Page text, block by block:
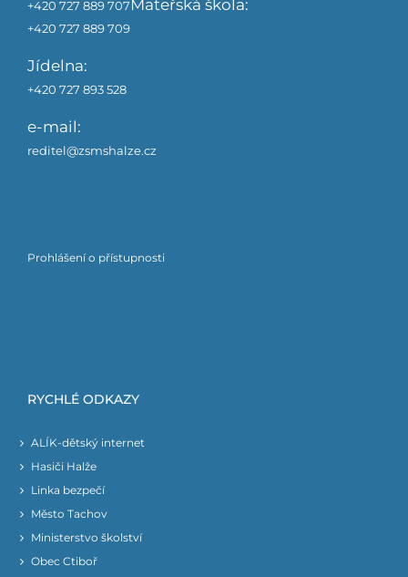
+420 727 889 707Mateřská škola:
+420 727 889 709
Jídelna:
+420 727 893 528
e-mail:
reditel@zsmshalze.cz
Prohlášení o přístupnosti
RYCHLÉ ODKAZY
ALÍK-dětský internet
Hasiči Halže
Linka bezpečí
Město Tachov
Ministerstvo školství
Obec Ctiboř